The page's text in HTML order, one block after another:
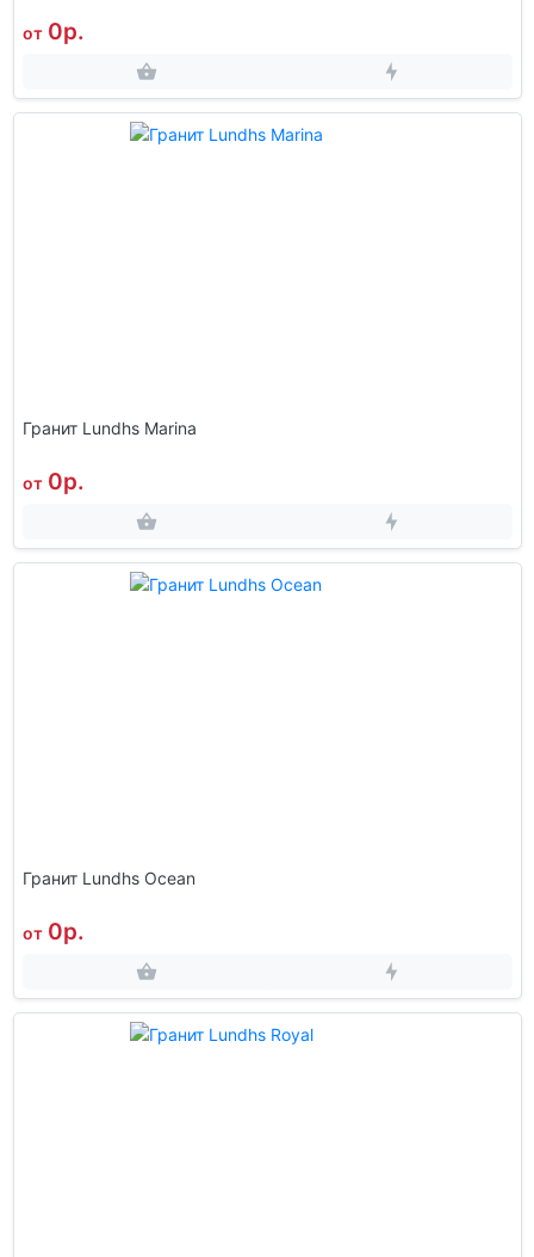
от 0р.
Гранит Lundhs Marina
от 0р.
Гранит Lundhs Ocean
от 0р.